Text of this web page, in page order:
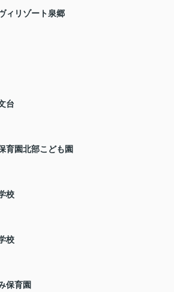
ィリゾート泉郷
台
育園北部こども園
校
校
保育園